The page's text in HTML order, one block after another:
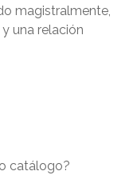
magistralmente,
una relación
catálogo?